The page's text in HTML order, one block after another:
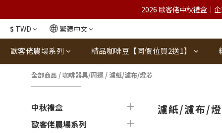
2026 歐客佬中秋禮盒｜
$ TWD 繁體中文
歐客佬農場系列 精品咖啡豆【同價位買2送1】
全部商品 /咖啡器具/周邊 / 濾紙/濾布/燈芯
中秋禮盒
歐客佬農場系列
濾紙/濾布/